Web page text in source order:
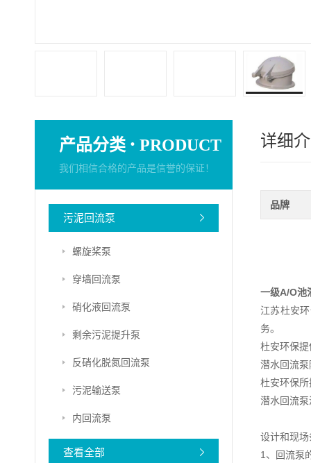
产品分类 · PRODUCT
我们相信合格的产品是信誉的保证！
污泥回流泵
螺旋桨泵
穿墙回流泵
硝化液回流泵
剩余污泥提升泵
反硝化脱氮回流泵
污泥输送泵
内回流泵
查看全部
详细
品牌
一级A/O池
江苏杜安
务。
杜安环保
潜水回流
杜安环保
潜水回流
设计和现
1、回流泵